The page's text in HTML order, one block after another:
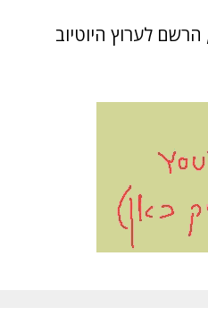
לערוץ היוטיוב